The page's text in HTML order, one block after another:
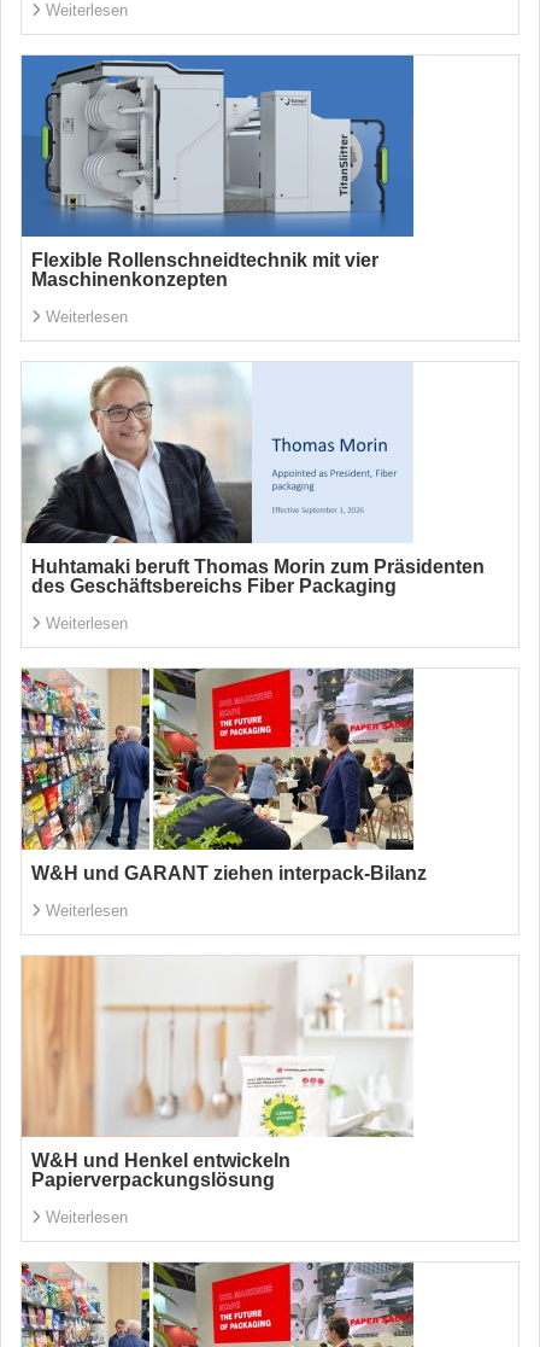
Weiterlesen
Flexible Rollenschneidtechnik mit vier
Maschinenkonzepten
Weiterlesen
Huhtamaki beruft Thomas Morin zum Präsidenten
des Geschäftsbereichs Fiber Packaging
Weiterlesen
W&H und GARANT ziehen interpack-Bilanz
Weiterlesen
W&H und Henkel entwickeln
Papierverpackungslösung
Weiterlesen